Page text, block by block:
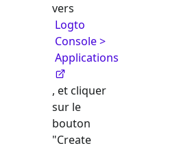
vers
Logto
Console >
Applications
, et cliquer
sur le
bouton
"Create